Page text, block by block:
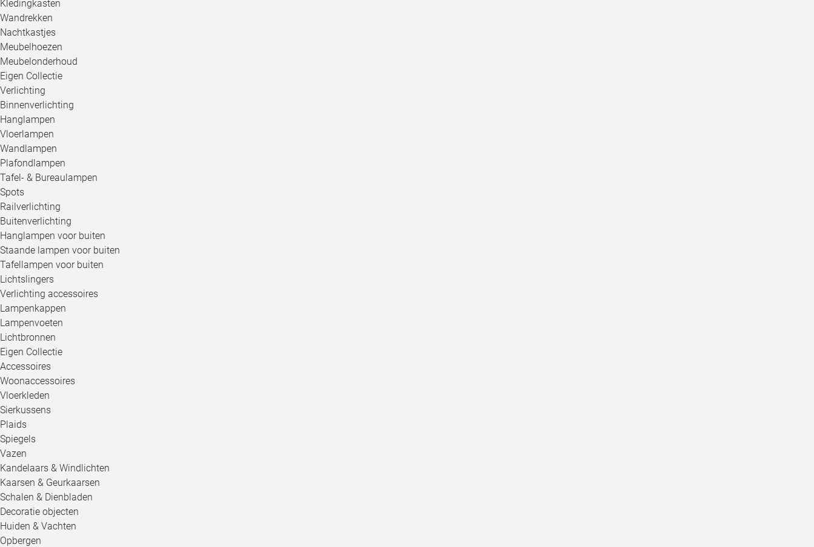
Kledingkasten
Wandrekken
Nachtkastjes
Meubelhoezen
Meubelonderhoud
Eigen Collectie
Verlichting
Binnenverlichting
Hanglampen
Vloerlampen
Wandlampen
Plafondlampen
Tafel- & Bureaulampen
Spots
Railverlichting
Buitenverlichting
Hanglampen voor buiten
Staande lampen voor buiten
Tafellampen voor buiten
Lichtslingers
Verlichting accessoires
Lampenkappen
Lampenvoeten
Lichtbronnen
Eigen Collectie
Accessoires
Woonaccessoires
Vloerkleden
Sierkussens
Plaids
Spiegels
Vazen
Kandelaars & Windlichten
Kaarsen & Geurkaarsen
Schalen & Dienbladen
Decoratie objecten
Huiden & Vachten
Opbergen